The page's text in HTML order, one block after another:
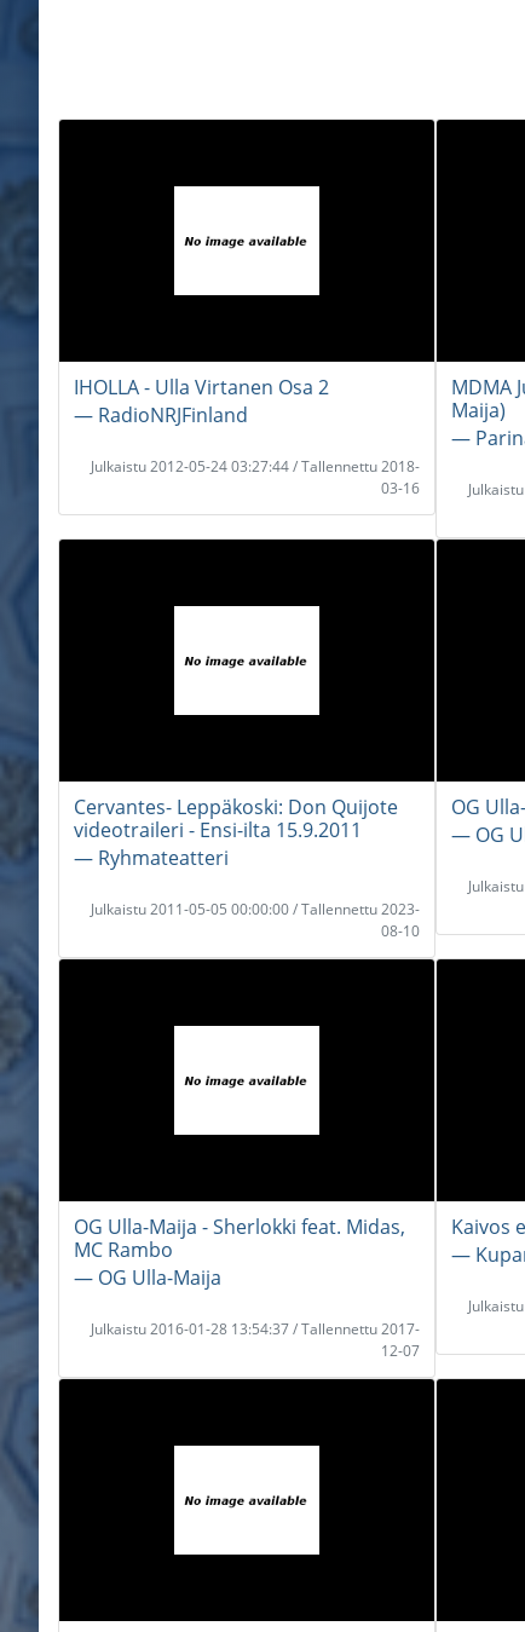
IHOLLA - Ulla Virtanen Osa 2
― RadioNRJFinland
Julkaistu 2012-05-24 03:27:44 / Tallennettu 2018-
03-16
MDMA
Maija)
―
Cervantes- Leppäkoski: Don Quijote
videotraileri - Ensi-ilta 15.9.2011
― Ryhmateatteri
Julkaistu 2011-05-05 00:00:00 / Tallennettu 2023-
08-10
OG
― OG
OG Ulla-Maija - Sherlokki feat. Midas,
MC Rambo
― OG Ulla-Maija
Julkaistu 2016-01-28 13:54:37 / Tallennettu 2017-
12-07
Kaivos
―